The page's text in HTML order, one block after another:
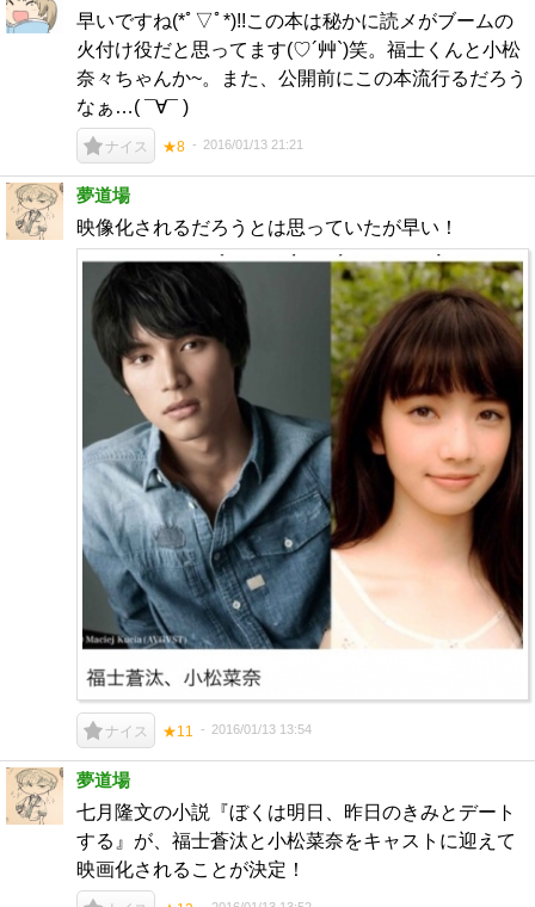
早いですね(*ﾟ▽ﾟ*)!!この本は秘かに読メがブームの
火付け役だと思ってます(♡´艸`)笑。福士くんと小松
奈々ちゃんか~。また、公開前にこの本流行るだろう
なぁ…( ¯∀¯ )
ナイス ★8 2016/01/13 21:21
夢道場
映像化されるだろうとは思っていたが早い！
ナイス ★11 2016/01/13 13:54
夢道場
七月隆文の小説『ぼくは明日、昨日のきみとデート
する』が、福士蒼汰と小松菜奈をキャストに迎えて
映画化されることが決定！